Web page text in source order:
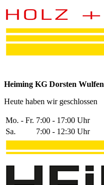
Heiming KG Dorsten Wulfen
Heute haben wir geschlossen
Mo. - Fr. 7:00 - 17:00 Uhr
Sa.
7:00 - 12:30 Uhr